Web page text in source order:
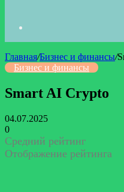
Главная/Бизнес и финансы/
Бизнес и финансы
Smart AI Crypto
04.07.2025
0
Средний рейтинг
Отображение рейтинга